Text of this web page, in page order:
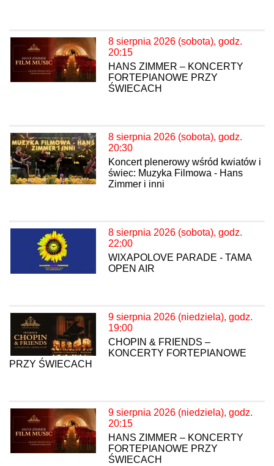
8 sierpnia 2026 (sobota), godz.
20:15
HANS ZIMMER – KONCERTY
FORTEPIANOWE PRZY
ŚWIECACH
8 sierpnia 2026 (sobota), godz.
20:30
Koncert plenerowy wśród kwiatów i
świec: Muzyka Filmowa - Hans
Zimmer i inni
8 sierpnia 2026 (sobota), godz.
22:00
WIXAPOLOVE PARADE - TAMA
OPEN AIR
9 sierpnia 2026 (niedziela), godz.
19:00
CHOPIN & FRIENDS –
KONCERTY FORTEPIANOWE
PRZY ŚWIECACH
9 sierpnia 2026 (niedziela), godz.
20:15
HANS ZIMMER – KONCERTY
FORTEPIANOWE PRZY
ŚWIECACH